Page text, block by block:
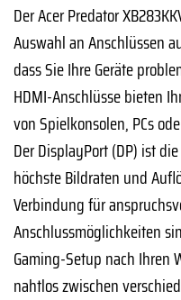
Der Acer Predator
Auswahl an Anschlüssen
dass Sie Ihre Geräte
HDMI-Anschlüsse bieten
von Spielkonsolen, PCs
Der DisplayPort (DP) ist
höchste Bildraten und
Verbindung für
Anschlussmöglichkeiten
Gaming-Setup nach Ihren
nahtlos zwischen